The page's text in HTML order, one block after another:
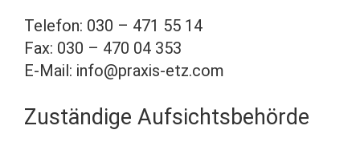
Telefon: 030 – 471 55 14
Fax: 030 – 470 04 353
E-Mail: info@praxis-etz.com
Zuständige Aufsichtsbehörde